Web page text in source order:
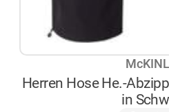
Herren Hose He.-
in